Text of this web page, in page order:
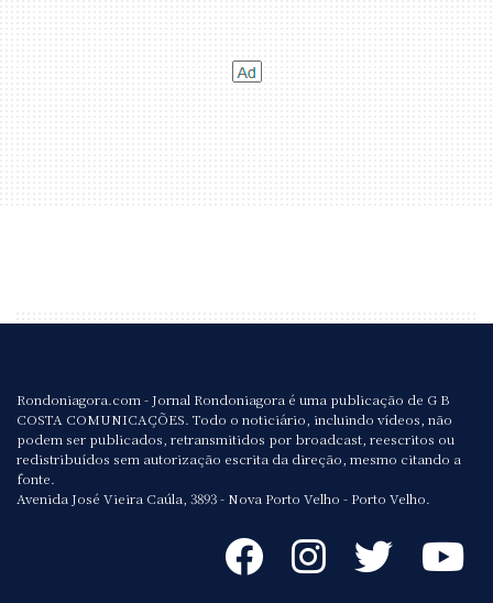
Rondoniagora.com - Jornal Rondoniagora é uma publicação de G B
COSTA COMUNICAÇÕES. Todo o noticiário, incluindo vídeos, não
podem ser publicados, retransmitidos por broadcast, reescritos ou
redistribuídos sem autorização escrita da direção, mesmo citando a
fonte.
Avenida José Vieira Caúla, 3893 - Nova Porto Velho - Porto Velho.